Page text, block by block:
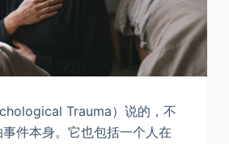
Trauma）说的，不
件本身。它也包括一个人在